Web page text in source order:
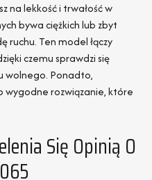
na lekkość i trwałość w
bywa ciężkich lub zbyt
ruchu. Ten model łączy
czemu sprawdzi się
wolnego. Ponadto,
rozwiązanie, które
Się Opinią O